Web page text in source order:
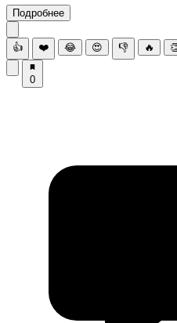
Подробнее
👍 ❤️ 😂 😍 👎 🔥
0